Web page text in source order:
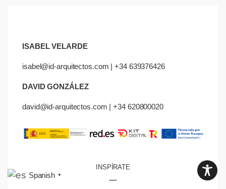
ISABEL VELARDE
isabel@id-arquitectos.com | +34 639376426
DAVID GONZÁLEZ
david@id-arquitectos.com | +34 620800020
INSPÍRATE
Spanish ▼